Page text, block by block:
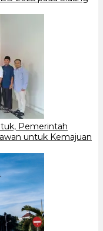
Pemerintah
untuk Kemajuan